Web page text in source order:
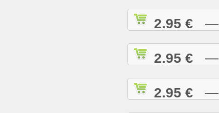
2.95 € —
2.95 € —
2.95 € —